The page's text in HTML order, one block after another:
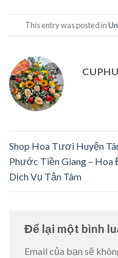
This entry was posted in
Shop Hoa Tươi Huyện
Phước Tiền Giang – Hoa
Dịch Vụ Tận Tâm
Để lại một bình
Email của bạn sẽ